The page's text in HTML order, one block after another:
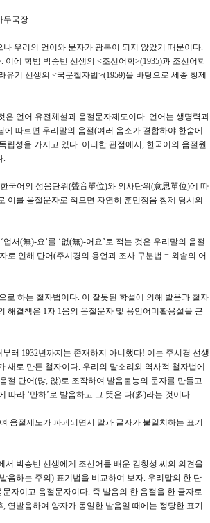
장
우리의 언어와 문자가 광복이 되지 않았기 때문이다.
에 학범 박승빈 선생의 <조선어학>(1935)과 조선어학
기 선생의 <국문철자법>(1959)을 바탕으로 세종 창제
언어 유전체설과 음절문자제도이다. 언어는 생명력과
따르면 우리말의 음절(여러 음소가 결합하야 한숨에
립성을 가지고 있다. 이러한 관점에서, 한국어의 음절원
.
국어의 성음단위(聲音單位)와 의사단위(意思單位)에 따
이를 음절문자로 적으면 자연히 훈민정음 창제 당시의
업서(無)-요’를 ‘없(無)-어요’로 적는 것은 우리말의 음절
로 인해 단어(주시경의 용언과 조사 구분법 = 외솔의 어
로 하는 철자법이다. 이 잘못된 학설에 의해 발음과 철자
해결책은 1자 1음의 음절문자 및 용언어미활용설을 근
터 1932년까지는 존재하지 아니했다! 이는 주시경 선생
새로 만든 철자이다. 우리의 말소리와 역사적 철자법에
절 단어(많, 앉)로 조작하여 발음불능의 문자를 만들고
따라 ‘만하’로 발음하고 그 뜻은 다(多)라는 것이다.
음절제도가 파괴되면서 말과 글자가 불일치하는 표기
박승빈 선생에게 조선어를 배운 김창성 씨의 의견을
음하는 주의) 표기법을 비교하여 보자. 우리말의 한 단
자이고 음절문자이다. 즉 발음의 한 음절을 한 글자로
연발음하여 양자가 동일한 발음일 때에는 정당한 표기